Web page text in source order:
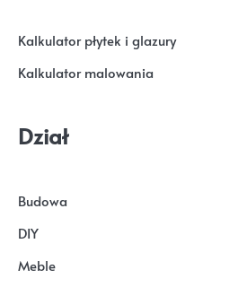
Kalkulator płytek i glazury
Kalkulator malowania
Dział
Budowa
DIY
Meble